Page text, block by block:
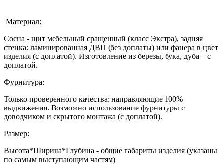
Материал:
Сосна - щит мебельный сращенный (класс Экстра), задняя
стенка: ламинированная ДВП (без доплаты) или фанера в цвет
изделия (с доплатой). Изготовление из березы, бука, дуба – с
доплатой.
Фурнитура:
Только проверенного качества: направляющие 100%
выдвижения. Возможно использование фурнитуры с
доводчиком и скрытого монтажа (с доплатой).
Размер:
Высота*Ширина*Глубина - общие габариты изделия (указаны
по самым выступающим частям)